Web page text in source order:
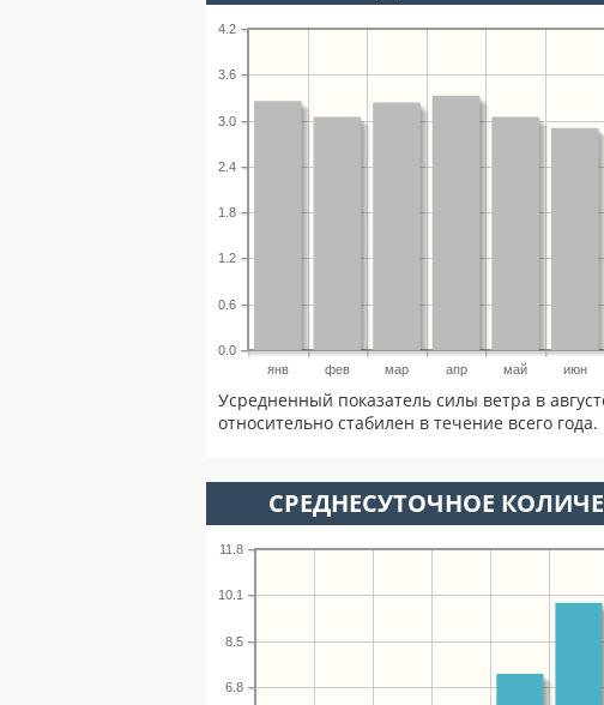
янв фев мар апр май июн
0.0
0.6
1.2
1.8
2.4
3.0
3.6
4.2
Усредненный показатель силы ветра в
относительно стабилен в течение всего года.
СРЕДНЕСУТОЧНОЕ
6.8
8.5
10.1
11.8